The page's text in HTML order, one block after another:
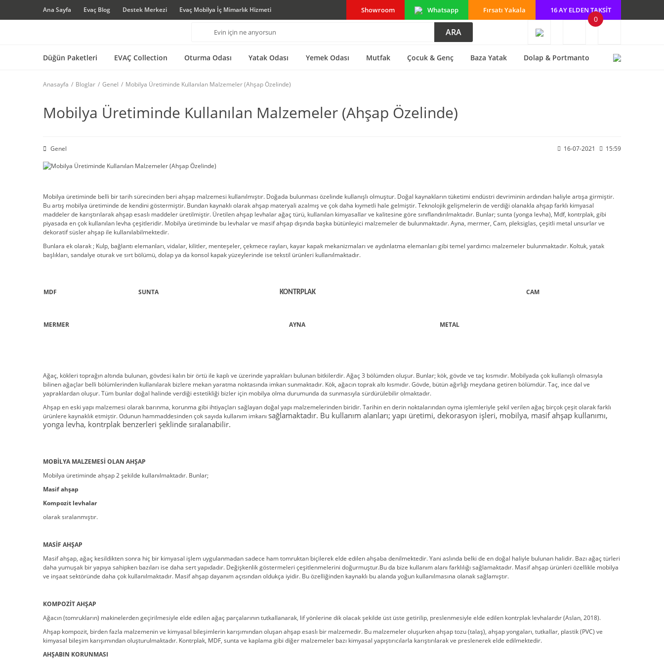
Ana Sayfa Evaç Blog Destek Merkezi Evaç Mobilya İç Mimarlık Hizmeti Showroom Whatsapp Fırsatı Yakala 16 AY ELDEN TAKSİT
ARA
0
Düğün Paketleri EVAÇ Collection Oturma Odası Yatak Odası Yemek Odası Mutfak Çocuk & Genç Baza Yatak Dolap & Portmanto
Anasayfa Bloglar Genel Mobilya Üretiminde Kullanılan Malzemeler (Ahşap Özelinde)
Mobilya Üretiminde Kullanılan Malzemeler (Ahşap Özelinde)
Genel 16-07-2021 15:59
Mobilya üretiminde belli bir tarih sürecinden beri ahşap malzemesi kullanılmıştır. Doğada bulunması özelinde kullanışlı olmuştur. Doğal kaynakların tüketimi endüstri devriminin ardından haliyle artışa girmiştir.
Bu artış mobilya üretiminde de kendini göstermiştir. Bundan kaynaklı olarak ahşap materyali azalmış ve çok daha kıymetli hale gelmiştir. Teknolojik gelişmelerin de verdiği olanakla ahşap farklı kimyasal
maddeler de karıştırılarak ahşap esaslı maddeler üretilmiştir. Üretilen ahşap levhalar ağaç türü, kullanılan kimyasallar ve kalitesine göre sınıflandırılmaktadır. Bunlar; sunta (yonga levha), Mdf, kontrplak, gibi
piyasada en çok kullanılan levha çeşitleridir. Mobilya üretiminde bu levhalar ve masif ahşap dışında başka bütünleyici malzemeler de bulunmaktadır. Ayna, mermer, Cam, pleksiglas, çeşitli metal unsurlar ve
dekoratif süsler ahşap ile kullanılabilmektedir.
Bunlara ek olarak ; Kulp, bağlantı elemanları, vidalar, kilitler, menteşeler, çekmece rayları, kayar kapak mekanizmaları ve aydınlatma elemanları gibi temel yardımcı malzemeler bulunmaktadır. Koltuk, yatak
başlıkları, sandalye oturak ve sırt bölümü, dolap ya da konsol kapak yüzeylerinde ise tekstil ürünleri kullanılmaktadır.
MDF SUNTA KONTRPLAK CAM
MERMER AYNA METAL
Ağaç, kökleri toprağın altında bulunan, gövdesi kalın bir örtü ile kaplı ve üzerinde yaprakları bulunan bitkilerdir. Ağaç 3 bölümden oluşur. Bunlar; kök, gövde ve taç kısmıdır. Mobilyada çok kullanışlı olmasıyla
bilinen ağaçlar belli bölümlerinden kullanılarak bizlere mekan yaratma noktasında imkan sunmaktadır. Kök, ağacın toprak altı kısmıdır. Gövde, bütün ağırlığı meydana getiren bölümdür. Taç, ince dal ve
yapraklardan oluşur. Tüm bunlar doğal halinde verdiği estetikliği bizler için mobilya olma durumunda da sunmasıyla sürdürülebilir olmaktadır.
Ahşap en eski yapı malzemesi olarak barınma, korunma gibi ihtiyaçları sağlayan doğal yapı malzemelerinden biridir. Tarihin en derin noktalarından oyma işlemleriyle şekil verilen ağaç birçok çeşit olarak farklı
ürünlere kaynaklık etmiştir. Odunun hammaddesinden çok sayıda kullanım imkanı sağlamaktadır. Bu kullanım alanları; yapı üretimi, dekorasyon işleri, mobilya, masif ahşap kullanımı,
yonga levha, kontrplak benzerleri şeklinde sıralanabilir.
MOBİLYA MALZEMESİ OLAN AHŞAP
Mobilya üretiminde ahşap 2 şekilde kullanılmaktadır. Bunlar;
Masif ahşap
Kompozit levhalar
olarak sıralanmıştır.
MASİF AHŞAP
Masif ahşap, ağaç kesildikten sonra hiç bir kimyasal işlem uygulanmadan sadece ham tomruktan biçilerek elde edilen ahşaba denilmektedir. Yani aslında belki de en doğal haliyle bulunan halidir. Bazı ağaç türleri
daha yumuşak bir yapıya sahipken bazıları ise daha sert yapıdadır. Değişkenlik göstermeleri çeşitlenmelerini doğurmuştur.Bu da bize kullanım alanı farklılığı sağlamaktadır. Masif ahşap ürünleri özellikle mobilya
ve inşaat sektöründe daha çok kullanılmaktadır. Masif ahşap dayanım açısından oldukça iyidir. Bu özelliğinden kaynaklı bu alanda yoğun kullanılmasına olanak sağlamıştır.
KOMPOZİT AHŞAP
Ağacın (tomrukların) makinelerden geçirilmesiyle elde edilen ağaç parçalarının tutkallanarak, lif yönlerine dik olacak şekilde üst üste getirilip, preslenmesiyle elde edilen kontrplak levhalardır (Aslan, 2018).
Ahşap kompozit, birden fazla malzemenin ve kimyasal bileşimlerin karışımından oluşan ahşap esaslı bir malzemedir. Bu malzemeler oluşurken ahşap tozu (talaş), ahşap yongaları, tutkallar, plastik (PVC) ve
kimyasal bileşim karışımından oluşturulmaktadır. Kontrplak, MDF, sunta ve kaplama gibi diğer malzemeler bazı kimyasal yapıştırıcılarla karıştırılarak ve preslenerek elde edilmektedir.
AHŞABIN KORUNMASI